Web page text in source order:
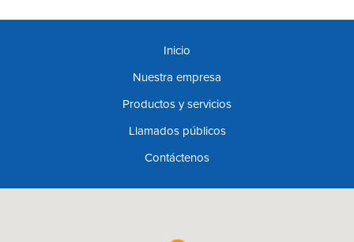
Inicio
Nuestra empresa
Productos y servicios
Llamados públicos
Contáctenos